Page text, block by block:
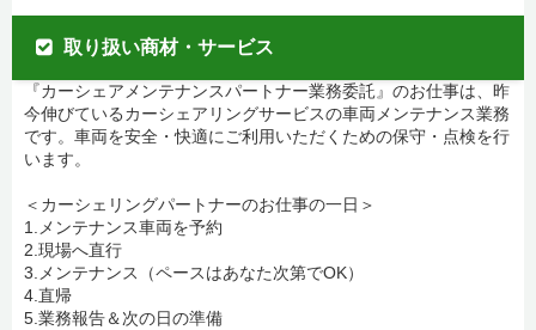
取り扱い商材・サービス
『カーシェアメンテナンスパートナー業務委託』のお仕事は、昨
今伸びているカーシェアリングサービスの車両メンテナンス業務
です。車両を安全・快適にご利用いただくための保守・点検を行
います。
＜カーシェリングパートナーのお仕事の一日＞
1.メンテナンス車両を予約
2.現場へ直行
3.メンテナンス（ペースはあなた次第でOK）
4.直帰
5.業務報告＆次の日の準備